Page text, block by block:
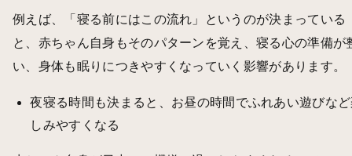
例えば、「寝る前にはこの流れ」というのが決まっている
と、赤ちゃん自身もそのパターンを覚え、寝る心の準備が
い、身体も眠りにつきやすくなっていく影響があります。
夜寝る時間も決まると、お昼の時間でふれあい遊びな
しみやすくなる